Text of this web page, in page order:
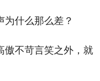
什么那么差？
不苛言笑之外，就